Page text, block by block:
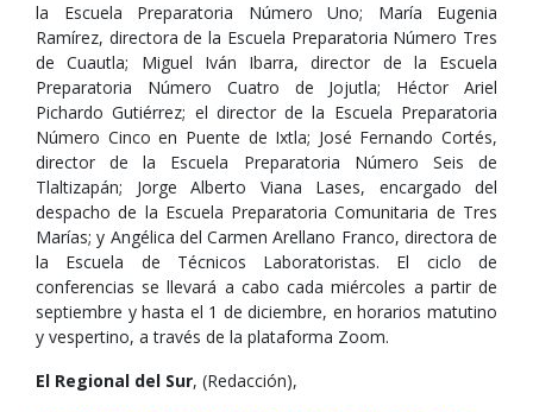
la Escuela Preparatoria Número Uno; María Eugenia
Ramírez, directora de la Escuela Preparatoria Número Tres
de Cuautla; Miguel Iván Ibarra, director de la Escuela
Preparatoria Número Cuatro de Jojutla; Héctor Ariel
Pichardo Gutiérrez; el director de la Escuela Preparatoria
Número Cinco en Puente de Ixtla; José Fernando Cortés,
director de la Escuela Preparatoria Número Seis de
Tlaltizapán; Jorge Alberto Viana Lases, encargado del
despacho de la Escuela Preparatoria Comunitaria de Tres
Marías; y Angélica del Carmen Arellano Franco, directora de
la Escuela de Técnicos Laboratoristas. El ciclo de
conferencias se llevará a cabo cada miércoles a partir de
septiembre y hasta el 1 de diciembre, en horarios matutino
y vespertino, a través de la plataforma Zoom.
El Regional del Sur, (Redacción),